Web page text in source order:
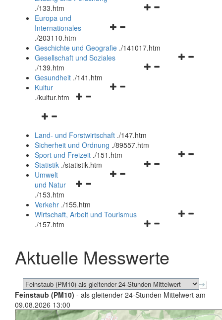
Navigationsmenü
./133.htm
Navigationsmenü
und
schließen
Europa und
Internationales
./203110.htm
Geschichte und Geografie ./141017.htm
Navigationsmenü
Gesellschaft und Soziales
./139.htm
Navigationsmenü
Gesundheit ./141.htm
Navigationsmenü
Kultur
./kultur.htm
Navigationsmenü
und
schließen
Land- und Forstwirtschaft ./147.htm
Sicherheit und Ordnung ./89557.htm
Navigationsmenü
Sport und Freizeit ./151.htm
Navigationsmenü
Statistik ./statistik.htm
Navigationsmenü
und
schließen
Umwelt
und Natur
./153.htm
Verkehr ./155.htm
Navigationsmenü
schließen
Wirtschaft, Arbeit und Tourismus
./157.htm
Aktuelle Messwerte
Feinstaub (PM10) - als gleitender 24-Stunden Mittelwert am
09.08.2026 13:00